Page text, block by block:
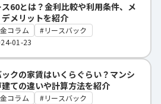
ス60とは？金利比較や利用条件、メ
デメリットを紹介
コラム
リースバック
01-23
ックの家賃はいくらぐらい？マンシ
建ての違いや計算方法を紹介
コラム
リースバック